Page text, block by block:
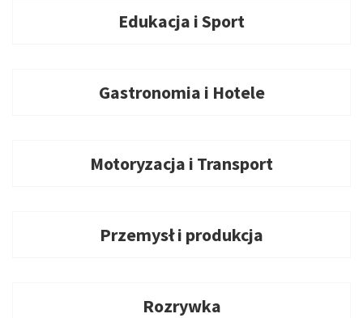
Edukacja i Sport
Gastronomia i Hotele
Motoryzacja i Transport
Przemysł i produkcja
Rozrywka